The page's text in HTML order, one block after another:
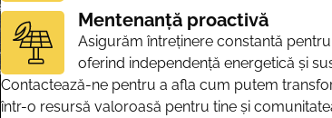
Mentenanță proactivă
Asigurăm întreținere constantă
oferind independență energetică și
Contactează-ne pentru a afla cum putem
într-o resursă valoroasă pentru tine și